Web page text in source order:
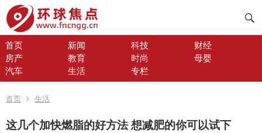
首页 新闻 科技
财经
房产
教育 时尚
母婴
汽车
生活 专栏
首页 生活
这几个加快燃脂的好方法 想减肥的你可以试下